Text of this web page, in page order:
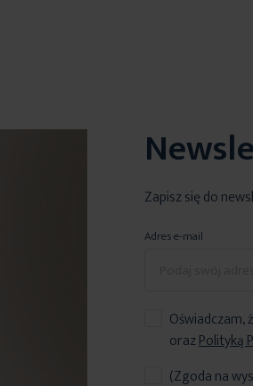
Zapisz się do
Adres e-mail
Oświadczam,
orazPolityką
(Zgoda na